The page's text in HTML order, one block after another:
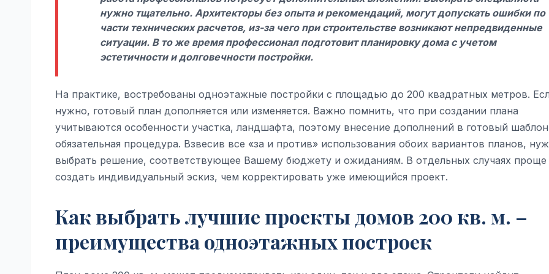
нужно тщательно. Архитекторы без опыта и рекомендаций, могут допускать ошибки по
части технических расчетов, из-за чего при строительстве возникают непредвиденные
ситуации. В то же время профессионал подготовит планировку дома с учетом
эстетичности и долговечности постройки.
На практике, востребованы одноэтажные постройки с площадью до 200 квадратных метров.
нужно, готовый план дополняется или изменяется. Важно помнить, что при создании плана
учитываются особенности участка, ландшафта, поэтому внесение дополнений в готовый
обязательная процедура. Взвесив все «за и против» использования обоих вариантов планов,
выбрать решение, соответствующее Вашему бюджету и ожиданиям. В отдельных случаях проще
создать индивидуальный эскиз, чем корректировать уже имеющийся проект.
Как выбрать лучшие проекты домов 200 кв. м. –
преимущества одноэтажных построек